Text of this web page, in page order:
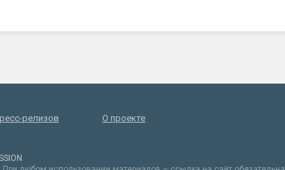
релизов О проекте